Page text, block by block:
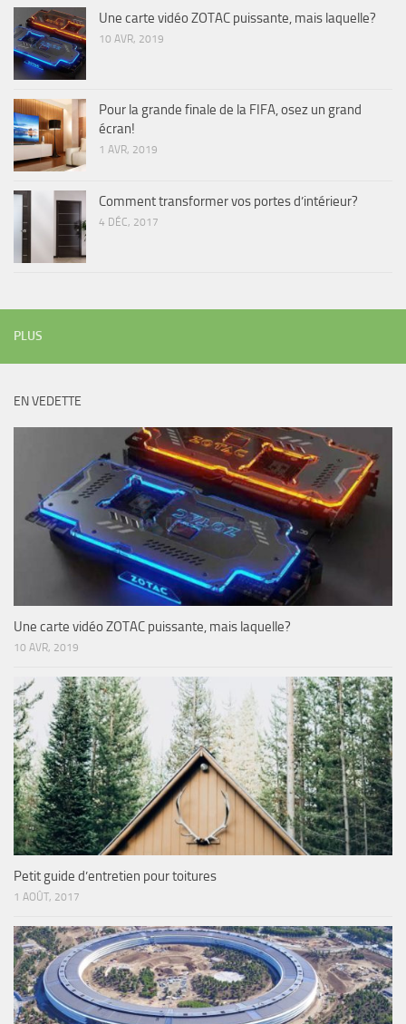
Une carte vidéo ZOTAC puissante, mais laquelle?
10 AVR, 2019
Pour la grande finale de la FIFA, osez un grand
écran!
1 AVR, 2019
Comment transformer vos portes d’intérieur?
4 DÉC, 2017
PLUS
EN VEDETTE
Une carte vidéo ZOTAC puissante, mais laquelle?
10 AVR, 2019
Petit guide d’entretien pour toitures
1 AOÛT, 2017